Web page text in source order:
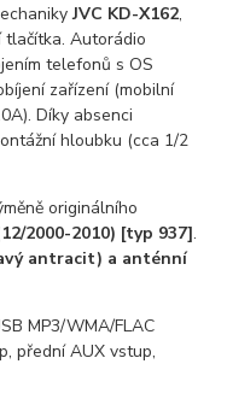
JVC KD-X162,
tlačítka. Autorádio
telefonů s OS
zařízení (mobilní
Díky absenci
hloubku (cca 1/2
originálního
2000-2010) [typ 937].
antracit) a anténní
MP3/WMA/FLAC
přední AUX vstup,